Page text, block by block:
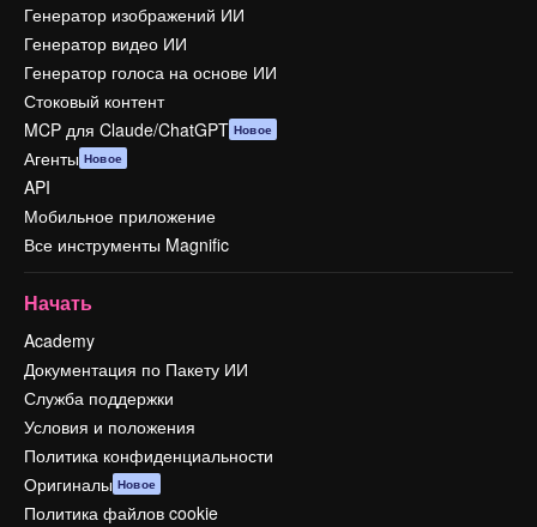
Генератор изображений ИИ
Генератор видео ИИ
Генератор голоса на основе ИИ
Стоковый контент
MCP для Claude/ChatGPT Новое
Агенты Новое
API
Мобильное приложение
Все инструменты Magnific
Начать
Academy
Документация по Пакету ИИ
Служба поддержки
Условия и положения
Политика конфиденциальности
Оригиналы Новое
Политика файлов cookie